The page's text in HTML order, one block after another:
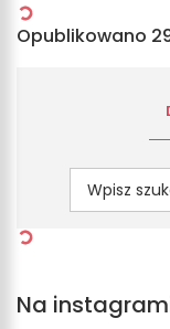
Opublikowano
Na